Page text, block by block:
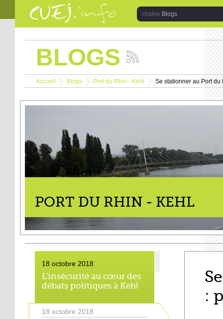
Aller au contenu principal
Blogs
BLOGS
les
actualités
de
chaîne
Vous êtes ici
Accueil
>
Blogs
>
Port du Rhin - Kehl
>
Se stationner au Port
PORT DU RHIN - KEHL
18 octobre 2018
L'insécurité au cœur des
débats politiques à Kehl
18 octobre 2018
: